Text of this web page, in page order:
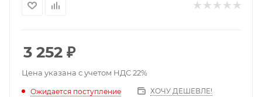
3 252 ₽
Цена указана с учетом НДС 22%
Ожидается поступление ХОЧУ ДЕШЕВЛЕ!